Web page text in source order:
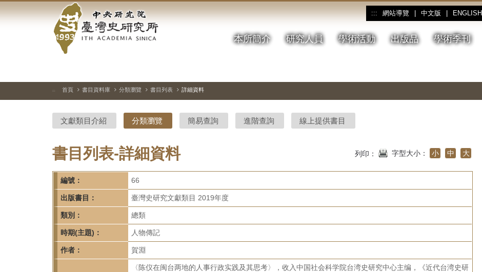
到
中
央
研
院-
臺
灣
史
研
究
所-
首
頁
::: 網站導覽 中文版 ENGLISH
本所簡介 研究人員 學術活動 出版品 學術季刊
::: 首頁 書目資料庫 分類瀏覽 書目列表 詳細資料
文獻類目介紹 分類瀏覽 簡易查詢 進階查詢 線上提供書目
書目列表-詳細資料 列印： 字型大小： 小 中 大
編號： 66
出版書目： 臺灣史研究文獻類目 2019年度
類別： 總類
時期(主題)： 人物傳記
作者： 賀淵
〈陈仪在闽台两地的人事行政实践及其思考〉，收入中国社会科学院台湾史研究中心主编，《近代台湾史研